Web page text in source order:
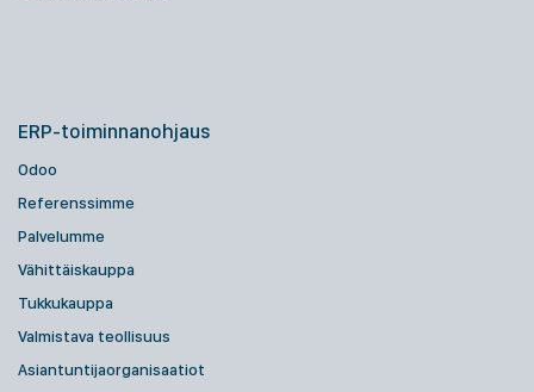
ERP-toiminnanohjaus
Odoo
Referenssimme
Palvelumme
Vähittäiskauppa
Tukkukauppa
Valmistava teollisuus
Asiantuntijaorganisaatiot